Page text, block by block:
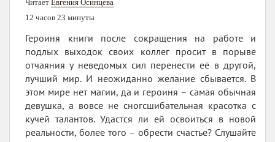
Читает Евгения Осинцева
12 часов 23 минуты
Героиня книги после сокращения на работе и
подлых выходок своих коллег просит в порыве
отчаяния у неведомых сил перенести её в другой,
лучший мир. И неожиданно желание сбывается. В
этом мире нет магии, да и героиня – самая обычная
девушка, а вовсе не сногсшибательная красотка с
кучей талантов. Удастся ли ей освоиться в новой
реальности, более того – обрести счастье? Слушайте